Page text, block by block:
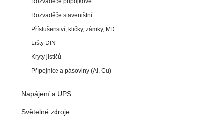
Rozvaděče přípojkové
Rozvaděče staveništní
Příslušenství, kličky, zámky, MD
Lišty DIN
Kryty jističů
Přípojnice a pásoviny (Al, Cu)
Napájení a UPS
Světelné zdroje